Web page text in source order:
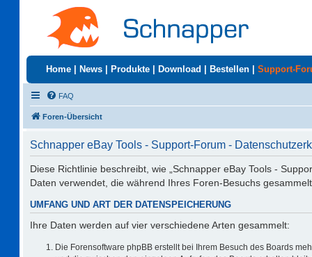
Home News Produkte Download Bestellen Support-
FAQ
Foren-Übersicht
Schnapper eBay Tools - Support-Forum -
Diese Richtlinie beschreibt, wie „Schnapper eBay Tools -
Daten verwendet, die während Ihres Foren-Besuchs
UMFANG UND ART DER DATENSPEICHERUNG
Ihre Daten werden auf vier verschiedene Arten gesammelt:
Die Forensoftware phpBB erstellt bei Ihrem Besuch des Boards